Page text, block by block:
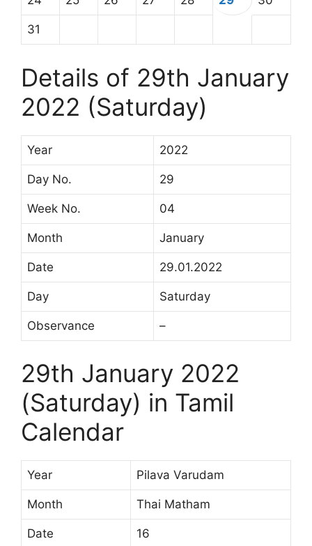
31
Details of 29th January
2022 (Saturday)
Year 2022
Day No. 29
Week No. 04
Month January
Date 29.01.2022
Day Saturday
Observance –
29th January 2022
(Saturday) in Tamil
Calendar
Year Pilava Varudam
Month Thai Matham
Date 16